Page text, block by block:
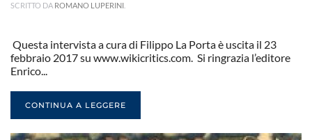
SCRITTO DA ROMANO LUPERINI
Questa intervista a cura di Filippo La Porta è uscita il 23
febbraio 2017 su www.wikicritics.com. Si ringrazia l’editore
Enrico...
CONTINUA A LEGGERE